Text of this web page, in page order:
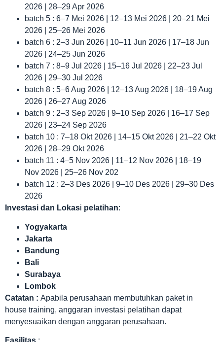
2026 | 28–29 Apr 2026
batch 5 : 6–7 Mei 2026 | 12–13 Mei 2026 | 20–21 Mei
2026 | 25–26 Mei 2026
batch 6 : 2–3 Jun 2026 | 10–11 Jun 2026 | 17–18 Jun
2026 | 24–25 Jun 2026
batch 7 : 8–9 Jul 2026 | 15–16 Jul 2026 | 22–23 Jul
2026 | 29–30 Jul 2026
batch 8 : 5–6 Aug 2026 | 12–13 Aug 2026 | 18–19 Aug
2026 | 26–27 Aug 2026
batch 9 : 2–3 Sep 2026 | 9–10 Sep 2026 | 16–17 Sep
2026 | 23–24 Sep 2026
batch 10 : 7–18 Okt 2026 | 14–15 Okt 2026 | 21–22 Okt
2026 | 28–29 Okt 2026
batch 11 : 4–5 Nov 2026 | 11–12 Nov 2026 | 18–19
Nov 2026 | 25–26 Nov 202
batch 12 : 2–3 Des 2026 | 9–10 Des 2026 | 29–30 Des
2026
Investasi dan Lokasi pelatihan:
Yogyakarta
Jakarta
Bandung
Bali
Surabaya
Lombok
Catatan : Apabila perusahaan membutuhkan paket in
house training, anggaran investasi pelatihan dapat
menyesuaikan dengan anggaran perusahaan.
Fasilitas :